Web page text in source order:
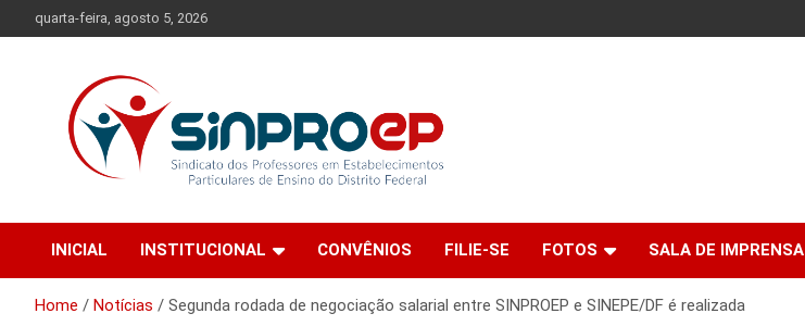
to
quarta-feira, agosto 5, 2026
Sinproep-DF
de Ensino do Distrito Federal
INICIAL
INSTITUCIONAL CONVÊNIOS FILIE-SE FOTOS SALA DE IMPRENSA
Home Notícias Segunda rodada de negociação salarial entre SINPROEP e SINEPE/DF é realizada